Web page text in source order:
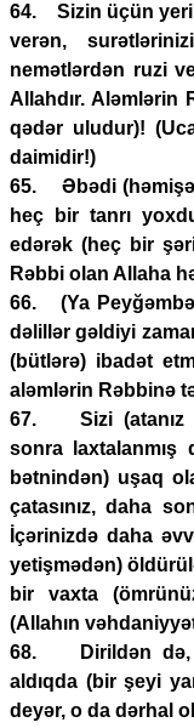
64. Sizin üçün yeri
verən,
nemətlərdən ruzi
Allahdır. Aləmlərin
qədər uludur)!
daimidir!)
65. Əbədi (həmişə
heç bir tanrı
edərək (heç bir
Rəbbi olan Allaha
66. (Ya
dəlillər gəldiyi
(bütlərə) ibadət
aləmlərin Rəbbinə
67. Sizi (atanız
sonra laxtalanmış
bətnindən) uşaq
çatasınız, daha
İçərinizdə daha
yetişmədən)
bir vaxta
(Allahın
68. Dirildən də,
aldıqda (bir şeyi
deyər, o da dərhal